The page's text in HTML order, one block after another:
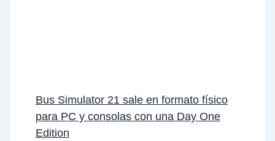
Bus Simulator 21 sale en formato físico
para PC y consolas con una Day One
Edition